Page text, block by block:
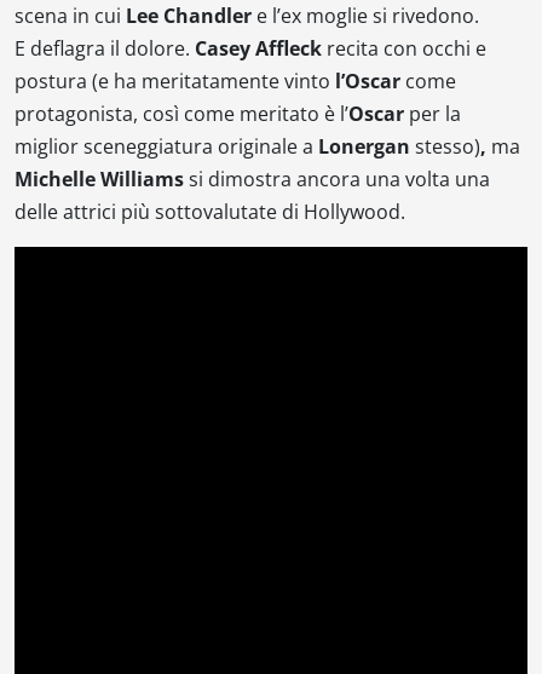
scena in cui Lee Chandler e l’ex moglie si rivedono.
E deflagra il dolore. Casey Affleck recita con occhi e
postura (e ha meritatamente vinto l’Oscar come
protagonista, così come meritato è l’Oscar per la
miglior sceneggiatura originale a Lonergan stesso), ma
Michelle Williamssi dimostra ancora una volta una
delle attrici più sottovalutate di Hollywood.